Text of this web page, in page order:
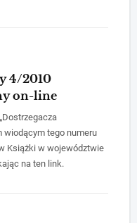
4/2010
on-line
wiodącym tego numeru
Książki w województwie
na ten link.